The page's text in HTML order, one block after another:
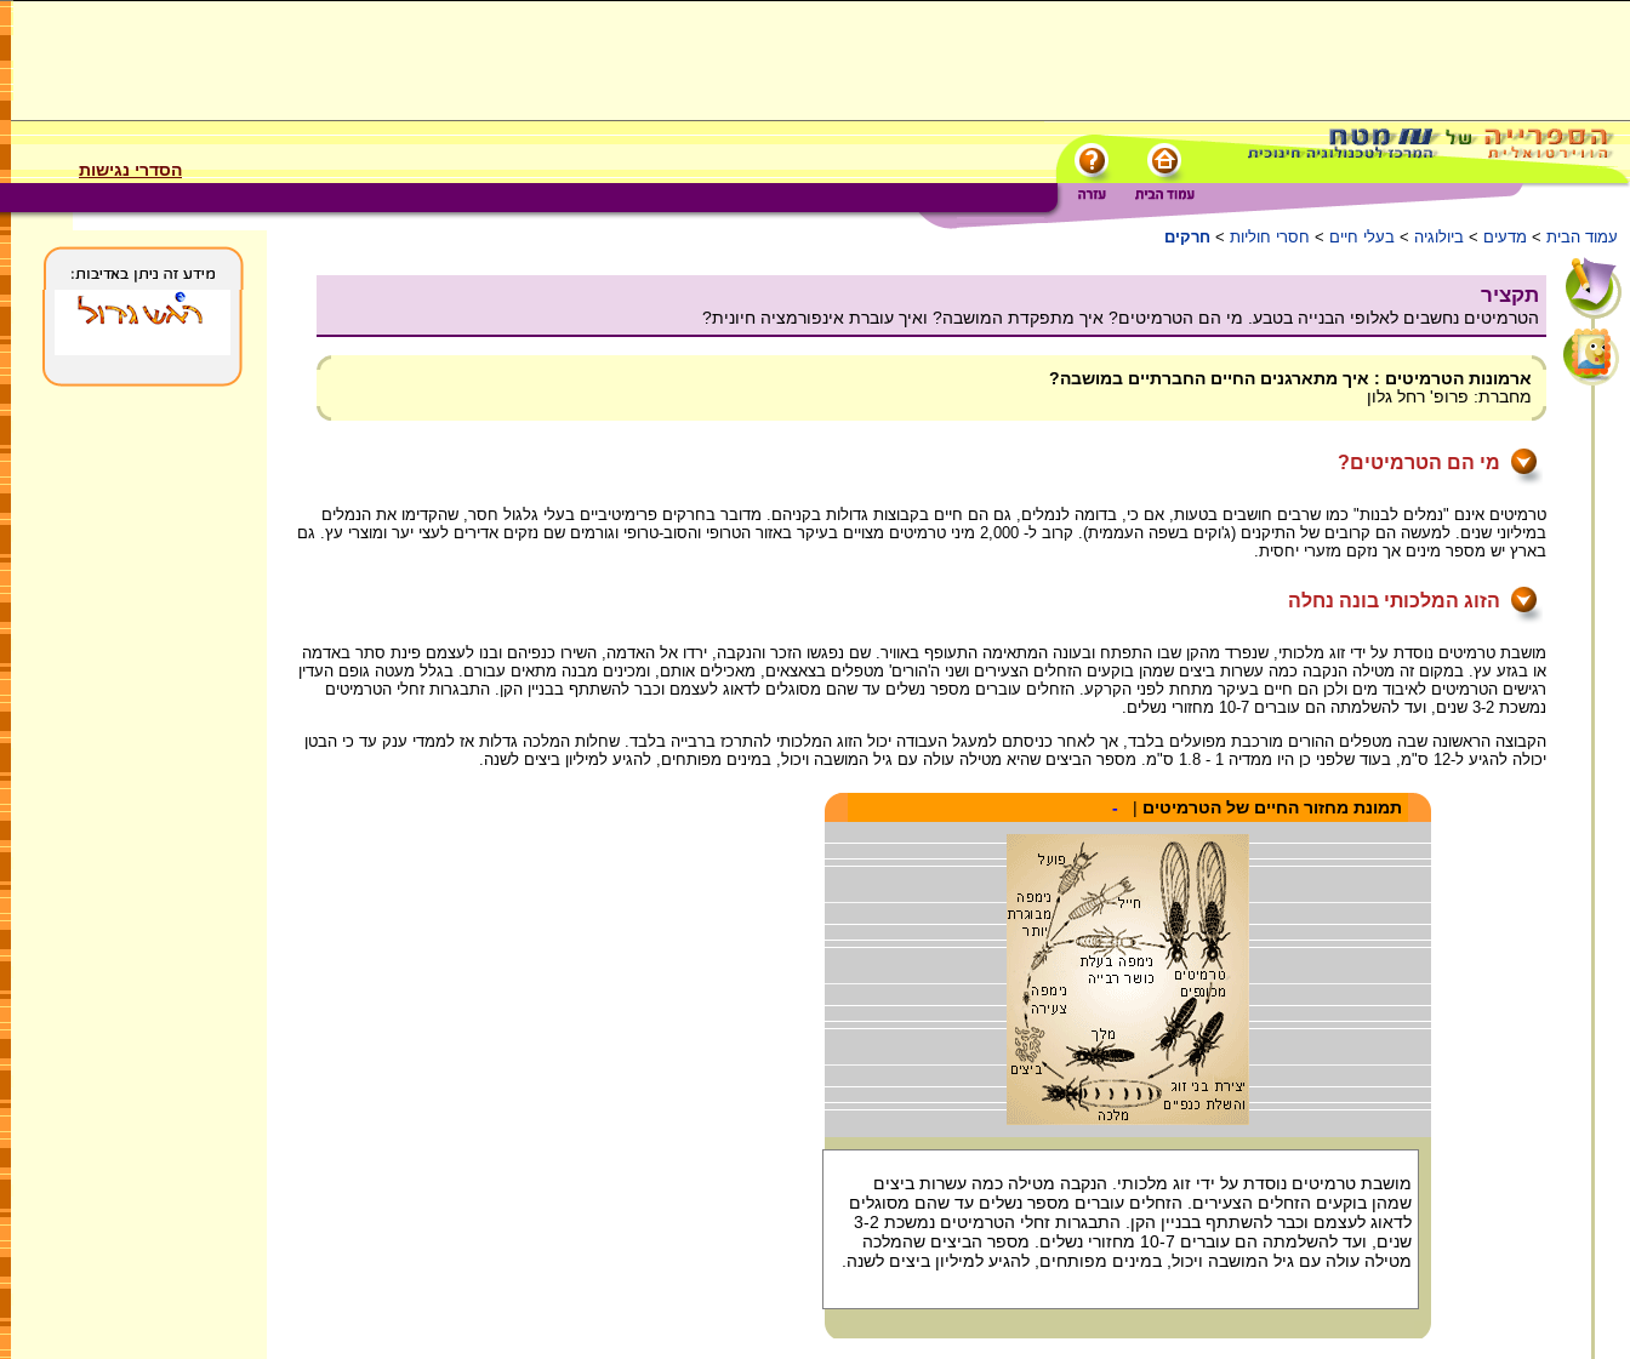
הסדרי נגישות
עמוד הבית > מדעים > ביולוגיה > בעלי חיים > חסרי חוליות > חרקים
תקציר
הטרמיטים נחשבים לאלופי הבנייה בטבע. מי הם הטרמיטים? איך מתפקדת המושבה? ואיך עוברת אינפורמציה חיונית?
ארמונות הטרמיטים : איך מתארגנים החיים החברתיים במושבה?
מחברת: פרופ' רחל גלון
מי הם הטרמיטים?
טרמיטים אינם "נמלים לבנות" כמו שרבים חושבים בטעות, אם כי, בדומה לנמלים, גם הם חיים בקבוצות גדולות בקניהם. מדובר בחרקים פרימיטיביים בעלי גלגול חסר, שהקדימו את הנמלים
במיליוני שנים. למעשה הם קרובים של התיקנים (ג'וקים בשפה העממית). קרוב ל- 2,000 מיני טרמיטים מצויים בעיקר באזור הטרופי והסוב-טרופי וגורמים שם נזקים אדירים לעצי יער ומוצרי עץ. גם
בארץ יש מספר מינים אך נזקם מזערי יחסית.
הזוג המלכותי בונה נחלה
מושבת טרמיטים נוסדת על ידי זוג מלכותי, שנפרד מהקן שבו התפתח ובעונה המתאימה התעופף באוויר. שם נפגשו הזכר והנקבה, ירדו אל האדמה, השירו כנפיהם ובנו לעצמם פינת סתר באדמה
או בגזע עץ. במקום זה מטילה הנקבה כמה עשרות ביצים שמהן בוקעים הזחלים הצעירים ושני ה'הורים' מטפלים בצאצאים, מאכילים אותם, ומכינים מבנה מתאים עבורם. בגלל מעטה גופם העדין
רגישים הטרמיטים לאיבוד מים ולכן הם חיים בעיקר מתחת לפני הקרקע. הזחלים עוברים מספר נשלים עד שהם מסוגלים לדאוג לעצמם וכבר להשתתף בבניין הקן. התבגרות זחלי הטרמיטים
נמשכת 3-2 שנים, ועד להשלמתה הם עוברים 10-7 מחזורי נשלים.
הקבוצה הראשונה שבה מטפלים ההורים מורכבת מפועלים בלבד, אך לאחר כניסתם למעגל העבודה יכול הזוג המלכותי להתרכז ברבייה בלבד. שחלות המלכה גדלות אז לממדי ענק עד כי הבטן
יכולה להגיע ל-12 ס"מ, בעוד שלפני כן היו ממדיה 1 - 1.8 ס"מ. מספר הביצים שהיא מטילה עולה עם גיל המושבה ויכול, במינים מפותחים, להגיע למיליון ביצים לשנה.